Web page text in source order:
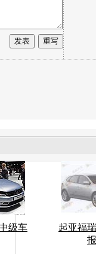
级车
起亚福